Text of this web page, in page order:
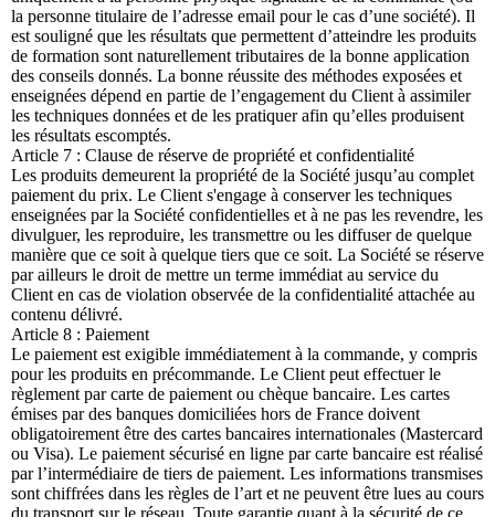
la personne titulaire de l’adresse email pour le cas d’une société). Il
est souligné que les résultats que permettent d’atteindre les produits
de formation sont naturellement tributaires de la bonne application
des conseils donnés. La bonne réussite des méthodes exposées et
enseignées dépend en partie de l’engagement du Client à assimiler
les techniques données et de les pratiquer afin qu’elles produisent
les résultats escomptés.
Article 7 : Clause de réserve de propriété et confidentialité
Les produits demeurent la propriété de la Société jusqu’au complet
paiement du prix. Le Client s'engage à conserver les techniques
enseignées par la Société confidentielles et à ne pas les revendre, les
divulguer, les reproduire, les transmettre ou les diffuser de quelque
manière que ce soit à quelque tiers que ce soit. La Société se réserve
par ailleurs le droit de mettre un terme immédiat au service du
Client en cas de violation observée de la confidentialité attachée au
contenu délivré.
Article 8 : Paiement
Le paiement est exigible immédiatement à la commande, y compris
pour les produits en précommande. Le Client peut effectuer le
règlement par carte de paiement ou chèque bancaire. Les cartes
émises par des banques domiciliées hors de France doivent
obligatoirement être des cartes bancaires internationales (Mastercard
ou Visa). Le paiement sécurisé en ligne par carte bancaire est réalisé
par l’intermédiaire de tiers de paiement. Les informations transmises
sont chiffrées dans les règles de l’art et ne peuvent être lues au cours
du transport sur le réseau. Toute garantie quant à la sécurité de ce